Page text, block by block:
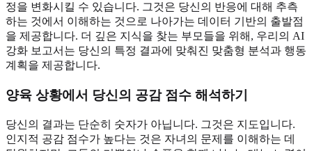
정을 변화시킬 수 있습니다. 그것은 당신의 반응에 대해 추측
하는 것에서 이해하는 것으로 나아가는 데이터 기반의 출발점
을 제공합니다. 더 깊은 지식을 찾는 부모들을 위해, 우리의 AI
강화 보고서는 당신의 특정 결과에 맞춰진 맞춤형 분석과 행동
계획을 제공합니다.
양육 상황에서 당신의 공감 점수 해석하기
당신의 결과는 단순히 숫자가 아닙니다. 그것은 지도입니다.
인지적 공감 점수가 높다는 것은 자녀의 문제를 이해하는 데